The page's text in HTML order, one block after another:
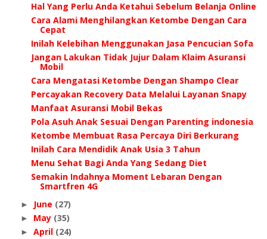
Hal Yang Perlu Anda Ketahui Sebelum Belanja Online
Cara Alami Menghilangkan Ketombe Dengan Cara
Cepat
Inilah Kelebihan Menggunakan Jasa Pencucian Sofa
Jangan Lakukan Tidak Jujur Dalam Klaim Asuransi
Mobil
Cara Mengatasi Ketombe Dengan Shampo Clear
Percayakan Recovery Data Melalui Layanan Snapy
Manfaat Asuransi Mobil Bekas
Pola Asuh Anak Sesuai Dengan Parenting indonesia
Ketombe Membuat Rasa Percaya Diri Berkurang
Inilah Cara Mendidik Anak Usia 3 Tahun
Menu Sehat Bagi Anda Yang Sedang Diet
Semakin Indahnya Moment Lebaran Dengan
Smartfren 4G
► June (27)
► May (35)
► April (24)